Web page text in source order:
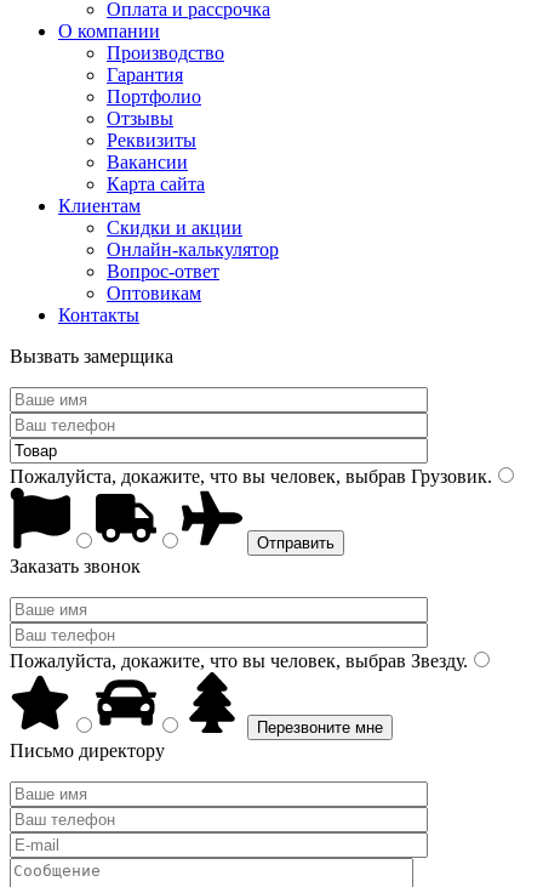
Оплата и рассрочка
О компании
Производство
Гарантия
Портфолио
Отзывы
Реквизиты
Вакансии
Карта сайта
Клиентам
Скидки и акции
Онлайн-калькулятор
Вопрос-ответ
Оптовикам
Контакты
Вызвать замерщика
Пожалуйста, докажите, что вы человек, выбрав Грузовик.
Заказать звонок
Пожалуйста, докажите, что вы человек, выбрав Звезду.
Письмо директору